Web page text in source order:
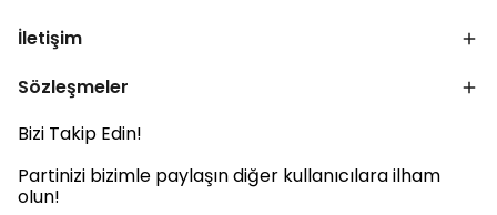
İletişim
Sözleşmeler
Bizi Takip Edin!
Partinizi bizimle paylaşın diğer kullanıcılara ilham
olun!